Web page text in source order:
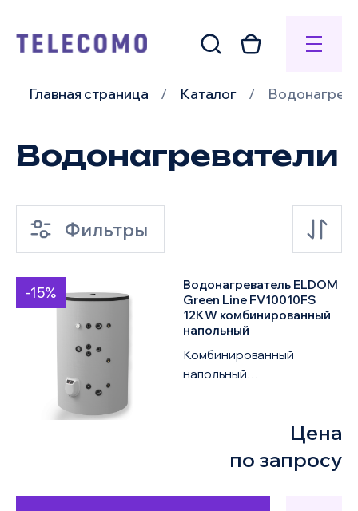
Главная страница Каталог
Водонагреватели
Фильтры
по умолчанию
по возрастанию цены
по убыванию цены
-15%
Водонагреватель ELDOM
Green Line FV10010FS
12KW комбинированный
напольный
Комбинированный
напольный
объемом 1000 литровЦена
по запросу